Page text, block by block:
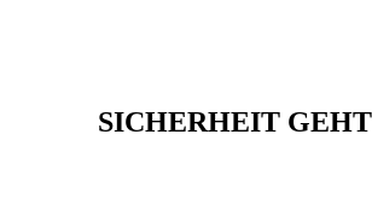
SICHERHEIT